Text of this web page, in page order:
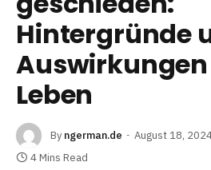
Hintergründe
Leben
By ngerman.de August 18,
4 Mins Read